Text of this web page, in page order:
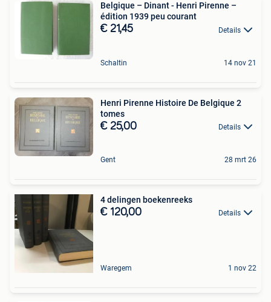
Belgique – Dinant - Henri Pirenne –
édition 1939 peu courant
€ 21,45 Details
Schaltin 14 nov 21
Henri Pirenne Histoire De Belgique 2
tomes
€ 25,00 Details
Gent 28 mrt 26
4 delingen boekenreeks
€ 120,00 Details
Waregem 1 nov 22